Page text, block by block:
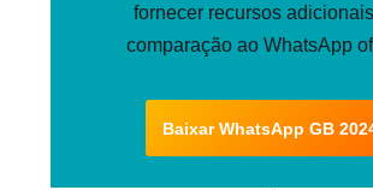
fornecer recursos
comparação ao WhatsApp
Baixar WhatsApp GB